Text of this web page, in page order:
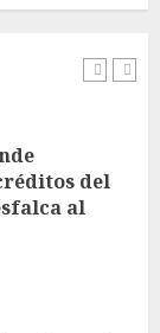
en Rosario
del
al